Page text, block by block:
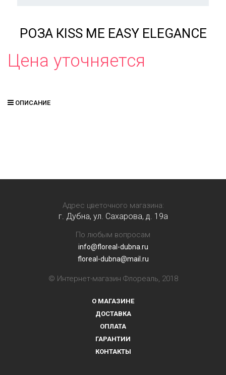
РОЗА КISS ME EASY ELEGANCE
Цена уточняется
ОПИСАНИЕ
Адрес цветочного магазина:
г. Дубна, ул. Сахарова, д. 19a
По любым вопросам
info@floreal-dubna.ru
floreal-dubna@mail.ru
© Интернет-магазин Флореаль, 2018
О МАГАЗИНЕ
ДОСТАВКА
ОПЛАТА
ГАРАНТИИ
КОНТАКТЫ